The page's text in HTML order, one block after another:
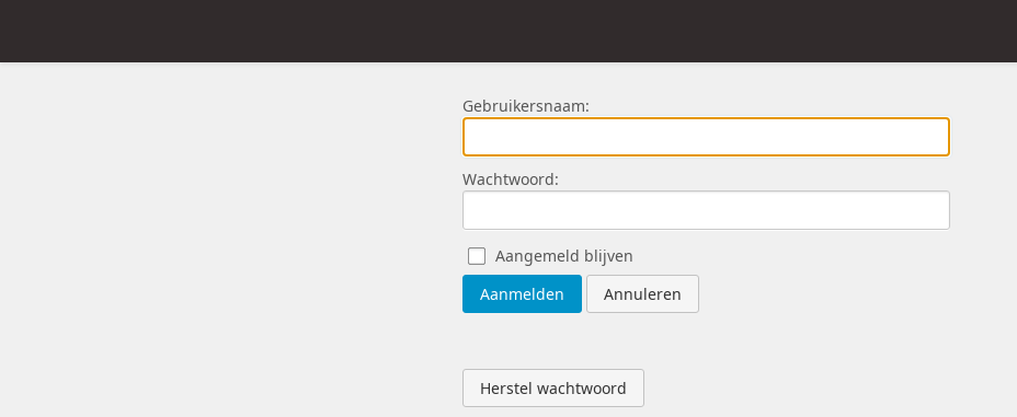
Gebruikersnaam:
Wachtwoord:
Aangemeld blijven
Aanmelden
Annuleren
Herstel wachtwoord